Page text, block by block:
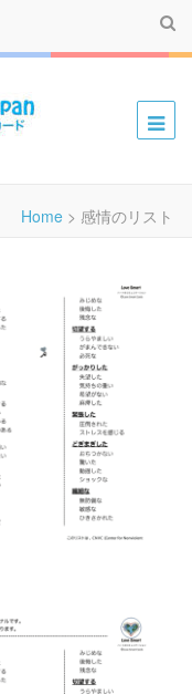
Home > 感情のリスト